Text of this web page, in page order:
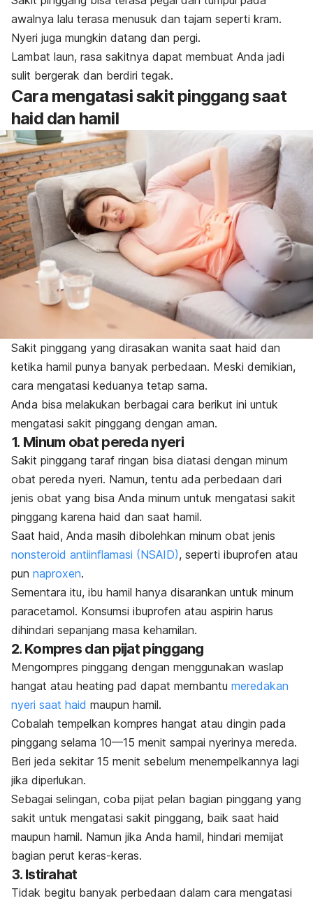
awalnya lalu terasa menusuk dan tajam seperti kram.
Nyeri juga mungkin datang dan pergi.
Lambat laun, rasa sakitnya dapat membuat Anda jadi
sulit bergerak dan berdiri tegak.
Cara mengatasi sakit pinggang saat
haid dan hamil
Sakit pinggang yang dirasakan wanita saat haid dan
ketika hamil punya banyak perbedaan. Meski demikian,
cara mengatasi keduanya tetap sama.
Anda bisa melakukan berbagai cara berikut ini untuk
mengatasi sakit pinggang dengan aman.
1. Minum obat pereda nyeri
Sakit pinggang taraf ringan bisa diatasi dengan minum
obat pereda nyeri. Namun, tentu ada perbedaan dari
jenis obat yang bisa Anda minum untuk mengatasi sakit
pinggang karena haid dan saat hamil.
Saat haid, Anda masih dibolehkan minum obat jenis
nonsteroid antiinflamasi (NSAID), seperti ibuprofen atau
pun naproxen.
Sementara itu, ibu hamil hanya disarankan untuk minum
paracetamol. Konsumsi ibuprofen atau aspirin harus
dihindari sepanjang masa kehamilan.
2. Kompres dan pijat pinggang
Mengompres pinggang dengan menggunakan waslap
hangat atau heating pad dapat membantu meredakan
nyeri saat haid maupun hamil.
Cobalah tempelkan kompres hangat atau dingin pada
pinggang selama 10—15 menit sampai nyerinya mereda.
Beri jeda sekitar 15 menit sebelum menempelkannya lagi
jika diperlukan.
Sebagai selingan, coba pijat pelan bagian pinggang yang
sakit untuk mengatasi sakit pinggang, baik saat haid
maupun hamil. Namun jika Anda hamil, hindari memijat
bagian perut keras-keras.
3. Istirahat
Tidak begitu banyak perbedaan dalam cara mengatasi